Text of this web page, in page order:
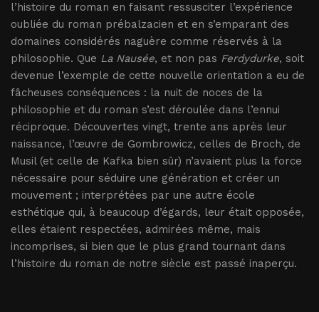
l’histoire du roman en faisant ressusciter l’expérience
oubliée du roman prébalzacien et en s’emparant des
domaines considérés naguère comme réservés à la
philosophie. Que La Nausée, et non pas Ferdydurke, soit
devenue l’exemple de cette nouvelle orientation a eu de
fâcheuses conséquences : la nuit de noces de la
philosophie et du roman s’est déroulée dans l’ennui
réciproque. Découvertes vingt, trente ans après leur
naissance, l’œuvre de Gombrowicz, celles de Broch, de
Musil (et celle de Kafka bien sûr) n’avaient plus la force
nécessaire pour séduire une génération et créer un
mouvement ; interprétées par une autre école
esthétique qui, à beaucoup d’égards, leur était opposée,
elles étaient respectées, admirées même, mais
incomprises, si bien que le plus grand tournant dans
l’histoire du roman de notre siècle est passé inaperçu.